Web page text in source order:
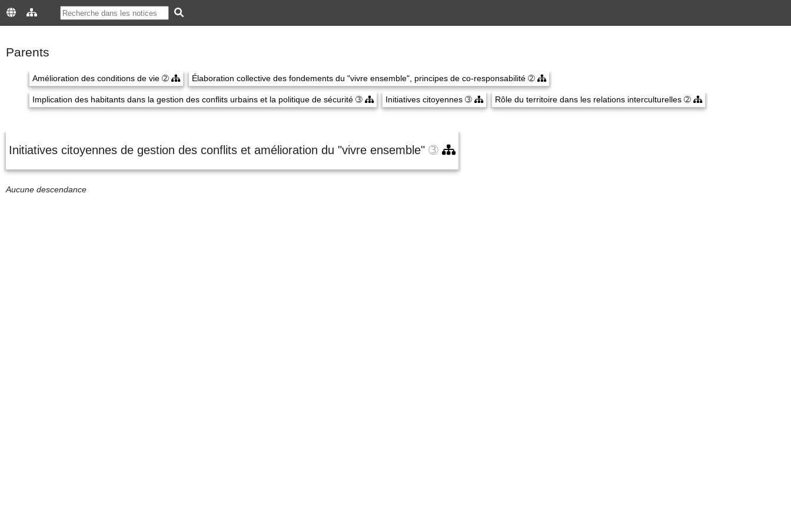
Parents
Amélioration des conditions de vie ➁ Élaboration collective des fondements du "vivre ensemble", principes de co-responsabilité ➁
Implication des habitants dans la gestion des conflits urbains et la politique de sécurité ➂ Initiatives citoyennes ➂ Rôle du territoire dans les relations interculturelles ➁
Initiatives citoyennes de gestion des conflits et amélioration du "vivre ensemble" ➂
Aucune descendance